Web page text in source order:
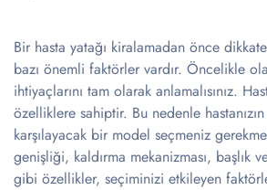
Bir hasta yatağı kiralamadan önce
bazı önemli faktörler vardır. Öncelikle
ihtiyaçlarını tam olarak anlamalısınız.
özelliklere sahiptir. Bu nedenle
karşılayacak bir model seçmeniz
genişliği, kaldırma mekanizması, başlık
gibi özellikler, seçiminizi etkileyen